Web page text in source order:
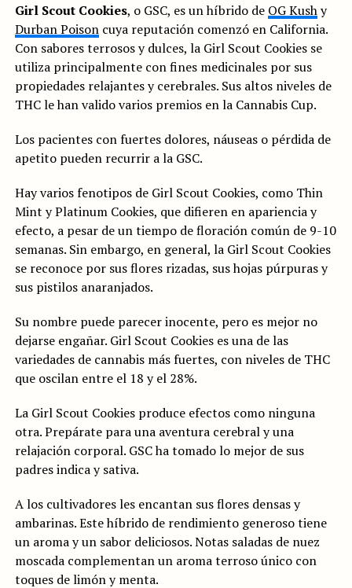
Girl Scout Cookies, o GSC, es un híbrido de OG Kushy
Durban Poisoncuya reputación comenzó en California.
Con sabores terrosos y dulces, la Girl Scout Cookies se
utiliza principalmente con fines medicinales por sus
propiedades relajantes y cerebrales. Sus altos niveles de
THC le han valido varios premios en la Cannabis Cup.
Los pacientes con fuertes dolores, náuseas o pérdida de
apetito pueden recurrir a la GSC.
Hay varios fenotipos de Girl Scout Cookies, como Thin
Mint y Platinum Cookies, que difieren en apariencia y
efecto, a pesar de un tiempo de floración común de 9-10
semanas. Sin embargo, en general, la Girl Scout Cookies
se reconoce por sus flores rizadas, sus hojas púrpuras y
sus pistilos anaranjados.
Su nombre puede parecer inocente, pero es mejor no
dejarse engañar. Girl Scout Cookies es una de las
variedades de cannabis más fuertes, con niveles de THC
que oscilan entre el 18 y el 28%.
La Girl Scout Cookies produce efectos como ninguna
otra. Prepárate para una aventura cerebral y una
relajación corporal. GSC ha tomado lo mejor de sus
padres indica y sativa.
A los cultivadores les encantan sus flores densas y
ambarinas. Este híbrido de rendimiento generoso tiene
un aroma y un sabor deliciosos. Notas saladas de nuez
moscada complementan un aroma terroso único con
toques de limón y menta.